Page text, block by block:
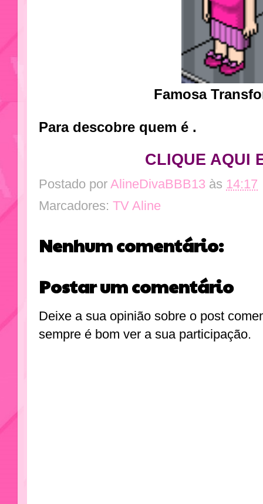
Famosa
Para descobre quem é .
CLIQUE AQUI
Postado por AlineDivaBBB13 às 14:17
Marcadores: TV Aline
Nenhum comentário:
Postar um comentário
Deixe a sua opinião sobre o post
sempre é bom ver a sua participação.